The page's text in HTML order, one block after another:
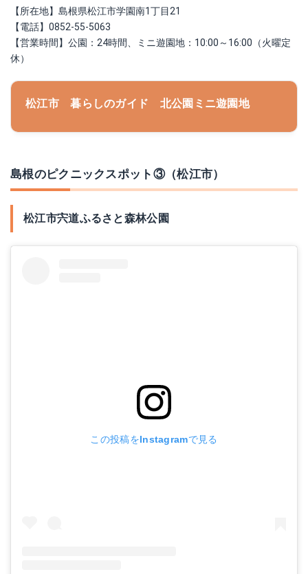
【所在地】島根県松江市学園南1丁目21
【電話】0852-55-5063
【営業時間】公園：24時間、ミニ遊園地：10:00～16:00（火曜定
休）
松江市 暮らしのガイド 北公園ミニ遊園地
島根のピクニックスポット③（松江市）
松江市宍道ふるさと森林公園
この投稿をInstagramで見る